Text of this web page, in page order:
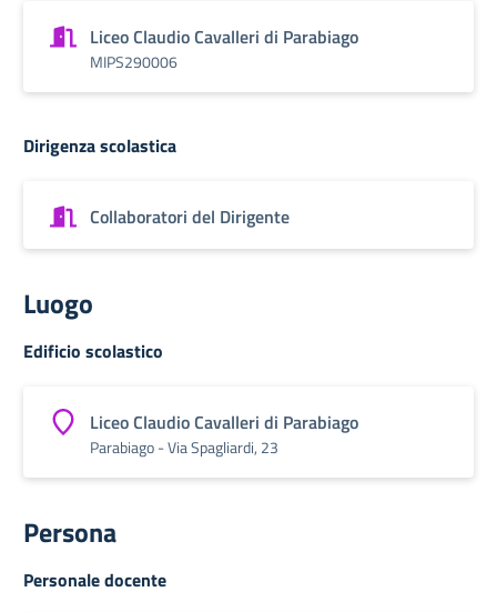
Liceo Claudio Cavalleri di Parabiago
MIPS290006
Dirigenza scolastica
Collaboratori del Dirigente
Luogo
Edificio scolastico
Liceo Claudio Cavalleri di Parabiago
Parabiago - Via Spagliardi, 23
Persona
Personale docente